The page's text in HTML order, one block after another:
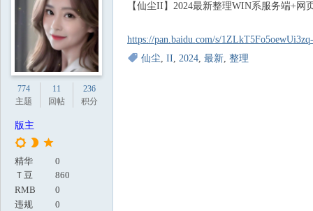
774
主题
11
回帖
236
积分
版主
精华
0
Ｔ豆
860
RMB
0
违规
0
【仙尘II】2024最新整理WIN系服务端+网
https://pan.baidu.com/s/
仙尘, II, 2024, 最新, 整理